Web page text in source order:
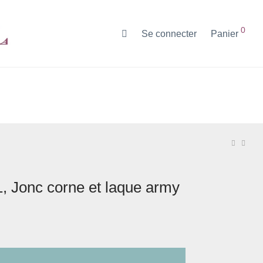
Se connecter Panier 0
Jonc corne et laque army